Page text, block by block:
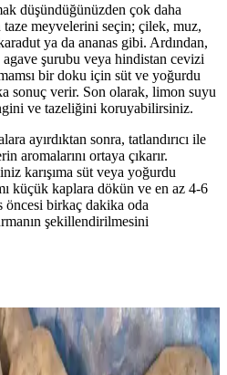
düşündüğünüzden çok daha
meyvelerini seçin; çilek, muz,
ya da ananas gibi. Ardından,
agave şurubu veya hindistan cevizi
bir doku için süt ve yoğurdu
sonuç verir. Son olarak, limon suyu
ve tazeliğini koruyabilirsiniz.
ayırdıktan sonra, tatlandırıcı ile
aromalarını ortaya çıkarır.
karışıma süt veya yoğurdu
küçük kaplara dökün ve en az 4-6
öncesi birkaç dakika oda
şekillendirilmesini
Kıtır Kalmasını